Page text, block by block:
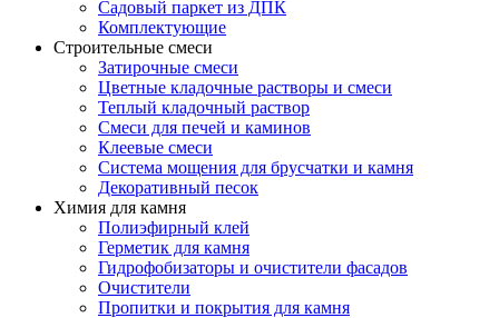
Садовый паркет из ДПК
Комплектующие
Строительные смеси
Затирочные смеси
Цветные кладочные растворы и смеси
Теплый кладочный раствор
Смеси для печей и каминов
Клеевые смеси
Система мощения для брусчатки и камня
Декоративный песок
Химия для камня
Полиэфирный клей
Герметик для камня
Гидрофобизаторы и очистители фасадов
Очистители
Пропитки и покрытия для камня